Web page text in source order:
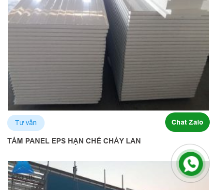
Tư vấn
TẤM PANEL EPS HẠN CHẾ CHÁY LAN
Chat Zalo